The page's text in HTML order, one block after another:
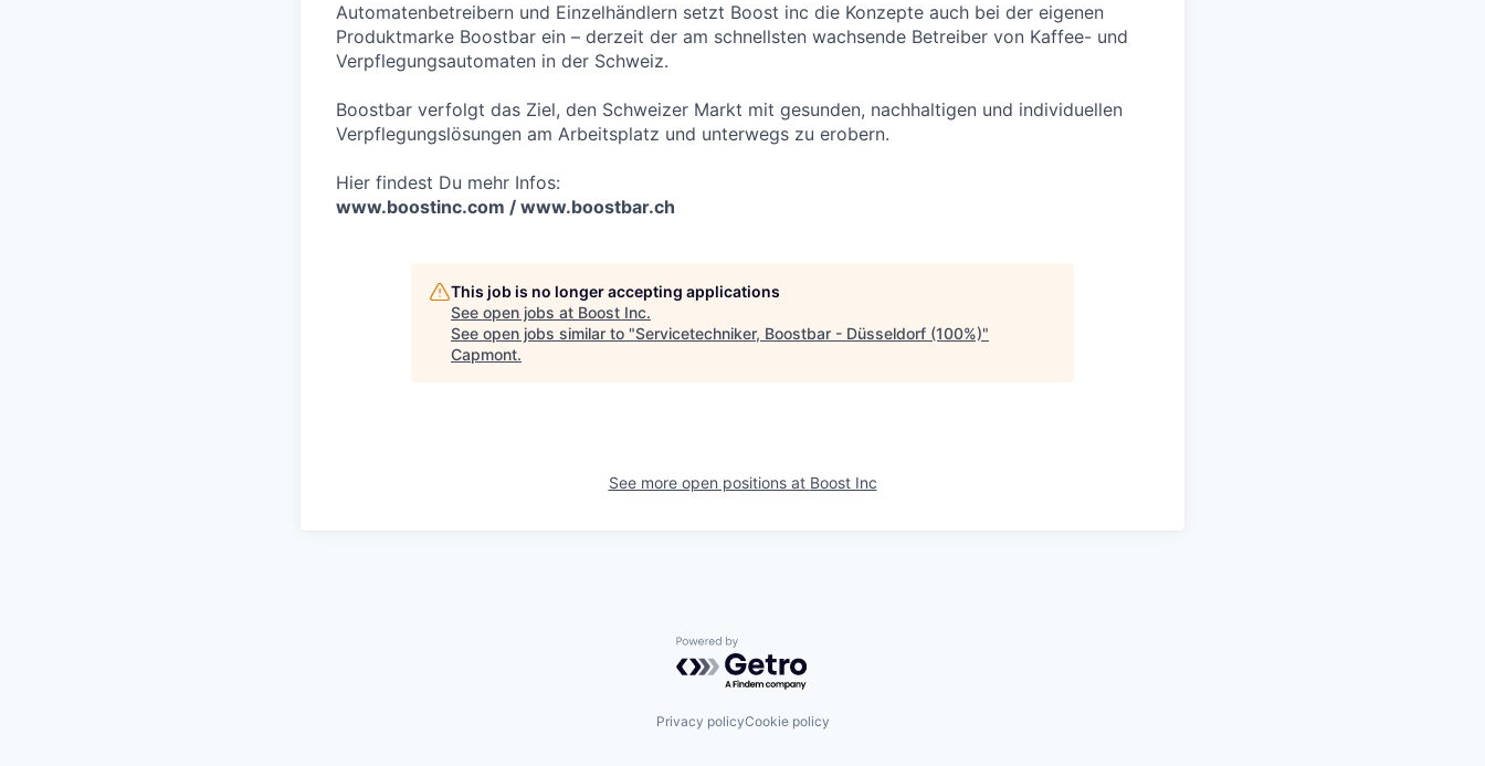
Automatenbetreibern und Einzelhändlern setzt Boost inc die Konzepte auch bei der eigenen
Produktmarke Boostbar ein – derzeit der am schnellsten wachsende Betreiber von Kaffee- und
Verpflegungsautomaten in der Schweiz.
Boostbar verfolgt das Ziel, den Schweizer Markt mit gesunden, nachhaltigen und individuellen
Verpflegungslösungen am Arbeitsplatz und unterwegs zu erobern.
Hier findest Du mehr Infos:
www.boostinc.com / www.boostbar.ch
This job is no longer accepting applications
See open jobs at Boost Inc.
See open jobs similar to "Servicetechniker, Boostbar - Düsseldorf (100%)"
Capmont.
See more open positions at Boost Inc
Powered by Getro.com
Privacy policyCookie policy